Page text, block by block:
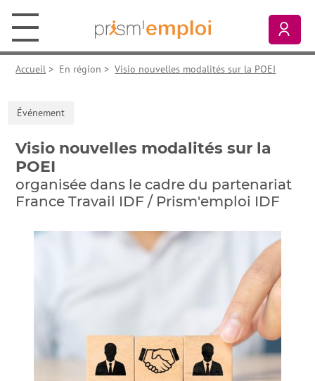
Prism’emploi, retour à l'accueil
Accueil > En région >Visio nouvelles modalités sur la POEI
Événement
Visio nouvelles modalités sur la
POEI
organisée dans le cadre du partenariat
France Travail IDF / Prism'emploi IDF